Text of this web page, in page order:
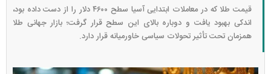
قیمت طلا که در معاملات ابتدایی آسیا سطح ۴۶۰۰ دلار را از دست داده بود،
اندکی بهبود یافت و دوباره بالای این سطح قرار گرفت؛ بازار جهانی طلا
همزمان تحت‌ تأثیر تحولات سیاسی خاورمیانه قرار دارد.